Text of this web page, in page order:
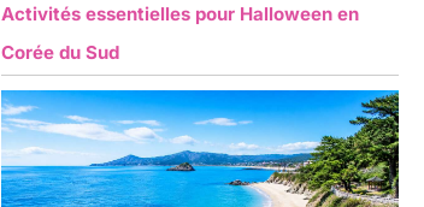
Activités essentielles pour Halloween en
Corée du Sud